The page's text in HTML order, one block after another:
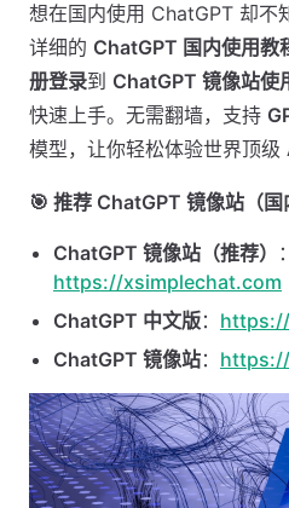
想在国内使用 ChatGPT 却不
详细的 ChatGPT 国内使用教
册登录到 ChatGPT 镜像站使
快速上手。无需翻墙，支持
模型，让你轻松体验世界顶级
🎯 推荐 ChatGPT 镜像站（国
ChatGPT 镜像站（推荐）
：
https://xsimplechat.com
ChatGPT 中文版：
ChatGPT 镜像站：